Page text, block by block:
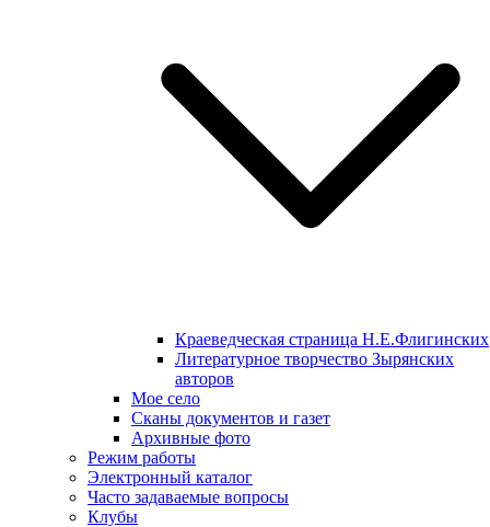
Краеведческая страница Н.Е.Флигинских
Литературное творчество Зырянских
авторов
Мое село
Сканы документов и газет
Архивные фото
Режим работы
Электронный каталог
Часто задаваемые вопросы
Клубы